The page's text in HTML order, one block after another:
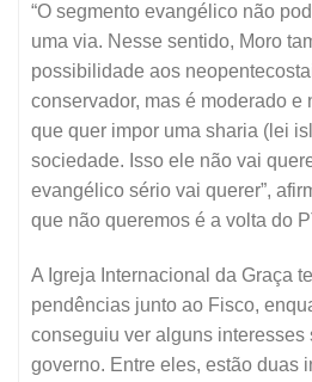
“O segmento evangélico não
uma via. Nesse sentido, Moro
possibilidade aos
conservador, mas é moderado
que quer impor uma sharia (lei
sociedade. Isso ele não vai
evangélico sério vai querer”,
que não queremos é a volta do
A Igreja Internacional da Graça
pendências junto ao Fisco,
conseguiu ver alguns
governo. Entre eles, estão duas